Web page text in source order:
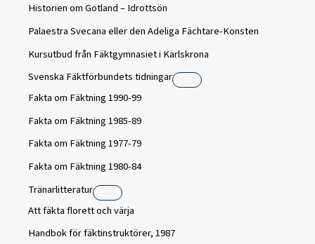
Historien om Gotland – Idrottsön
Palaestra Svecana eller den Adeliga Fächtare-Konsten
Kursutbud från Fäktgymnasiet i Karlskrona
Svenska Fäktförbundets tidningar
Fakta om Fäktning 1990-99
Fakta om Fäktning 1985-89
Fakta om Fäktning 1977-79
Fakta om Fäktning 1980-84
Tränarlitteratur
Att fäkta florett och värja
Handbok för fäktinstruktörer, 1987